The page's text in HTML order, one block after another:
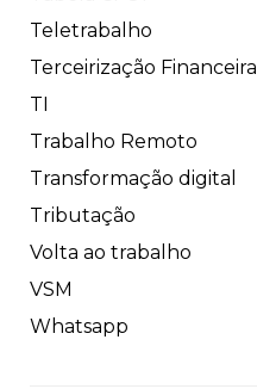
Teletrabalho
Terceirização Financeira
TI
Trabalho Remoto
Transformação digital
Tributação
Volta ao trabalho
VSM
Whatsapp